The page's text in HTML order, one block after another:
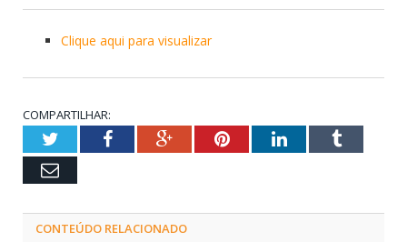
Clique aqui para visualizar
COMPARTILHAR:
TwitterFacebookGoogle+PinterestLinkedInTumblr
Email
CONTEÚDO RELACIONADO